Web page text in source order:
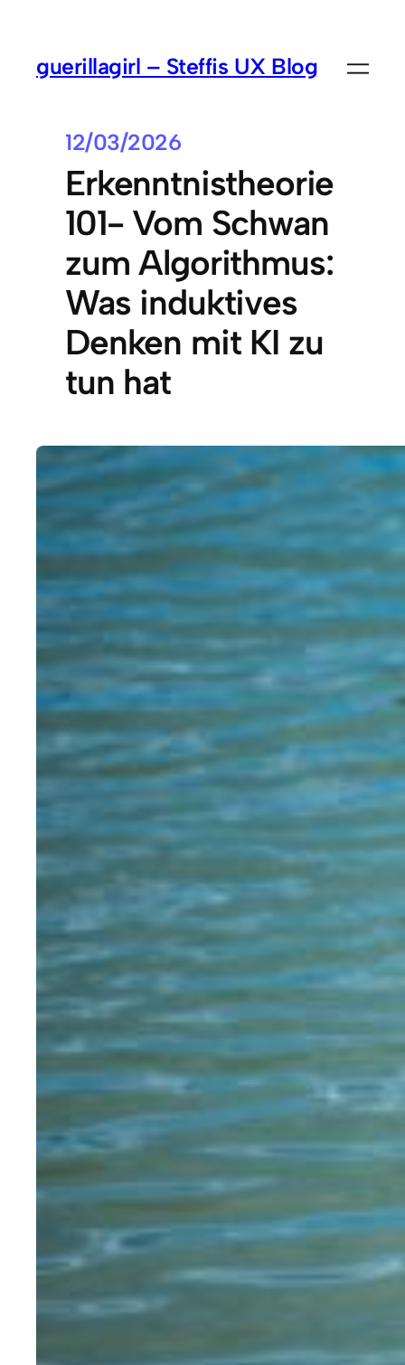
guerillagirl – Steffis UX Blog
12/03/2026
Erkenntnistheorie
101- Vom Schwan
zum Algorithmus:
Was induktives
Denken mit KI zu
tun hat